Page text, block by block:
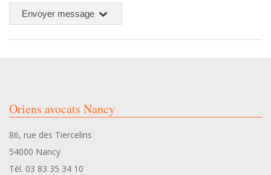
Envoyer message
Oriens avocats Nancy
86, rue des Tiercelins
54000 Nancy
Tél. 03 83 35 34 10